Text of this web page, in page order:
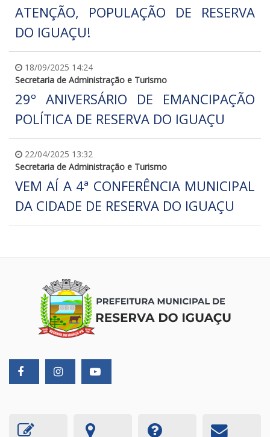
ATENÇÃO, POPULAÇÃO DE RESERVA
DO IGUAÇU!
18/09/2025 14:24
Secretaria de Administração e Turismo
29º ANIVERSÁRIO DE EMANCIPAÇÃO
POLÍTICA DE RESERVA DO IGUAÇU
22/04/2025 13:32
Secretaria de Administração e Turismo
VEM AÍ A 4ª CONFERÊNCIA MUNICIPAL
DA CIDADE DE RESERVA DO IGUAÇU